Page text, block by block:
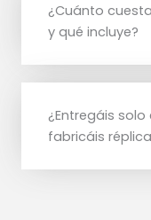
¿Cuánto
y qué incluye?
¿Entregáis
fabricáis